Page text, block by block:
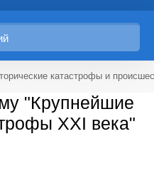
катастрофы и
"Крупнейшие
XXI века"